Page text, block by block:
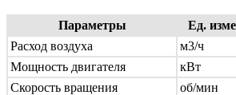
Параметры Ед.
Расход воздуха
м3/ч
Мощность двигателя
кВт
Скорость вращения
об/мин